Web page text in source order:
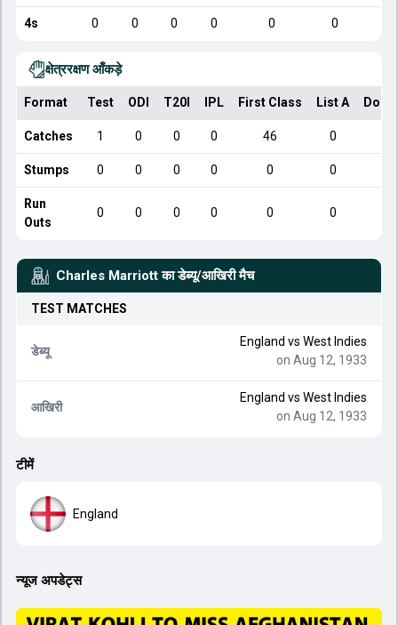
4s 0 0 0 0 0 0
क्षेत्ररक्षण आँकड़े
Format Test ODI T20I IPL First Class List A
Catches 1 0 0 0 46 0
Stumps 0 0 0 0 0 0
Run
Outs
0 0 0 0 0 0
Charles Marriott का डेब्यू/आखिरी मैच
TEST MATCHES
डेब्यू
England vs West Indies
on Aug 12, 1933
आखिरी
England vs West Indies
on Aug 12, 1933
टीमें
England
न्यूज अपडेट्स